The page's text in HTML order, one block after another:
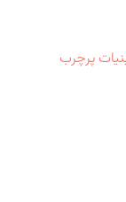
پرچرب